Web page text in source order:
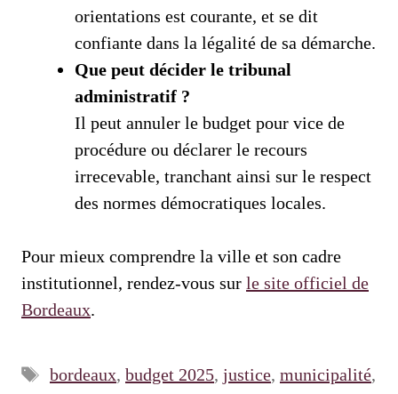
orientations est courante, et se dit
confiante dans la légalité de sa démarche.
Que peut décider le tribunal
administratif ?
Il peut annuler le budget pour vice de
procédure ou déclarer le recours
irrecevable, tranchant ainsi sur le respect
des normes démocratiques locales.
Pour mieux comprendre la ville et son cadre
institutionnel, rendez-vous sur le site officiel de
Bordeaux.
Étiquettes
bordeaux, budget 2025, justice, municipalité,